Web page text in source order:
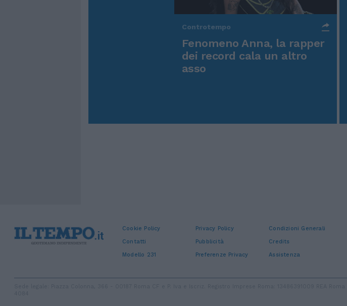
Controtempo
Fenomeno Anna, la rapper
dei record cala un altro
asso
Cookie Policy Privacy Policy
Condizioni Generali
Contatti
Pubblicità
Credits
Modello 231
Preferenze Privacy Assistenza